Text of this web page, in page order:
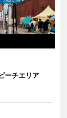
ーチエリア